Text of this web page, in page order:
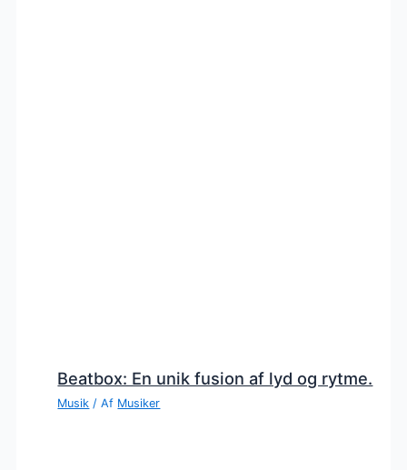
Beatbox: En unik fusion af lyd og rytme.
Musik / Af Musiker